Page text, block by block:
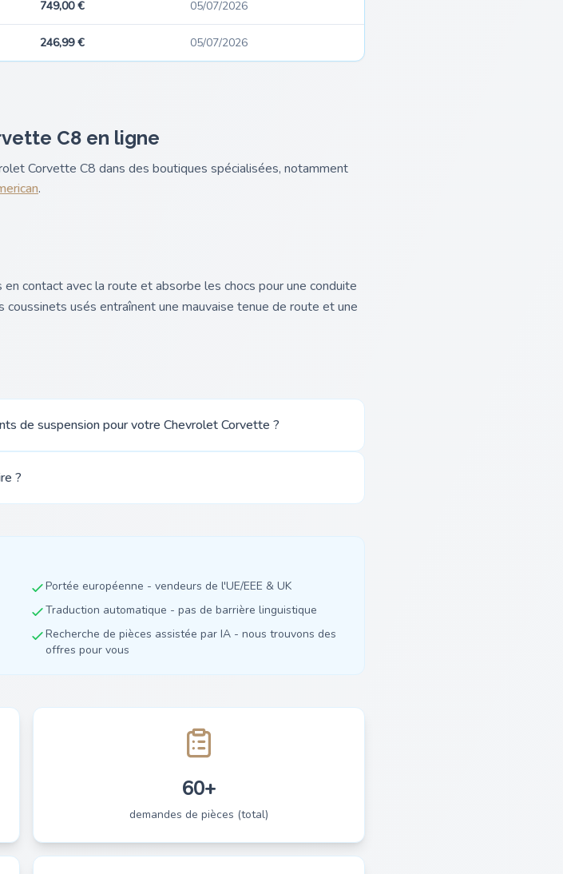
749,00 € 05/07/2026
246,99 € 05/07/2026
C8 en ligne
Corvette C8 dans des boutiques spécialisées, notamment
.
contact avec la route et absorbe les chocs pour une conduite
usés entraînent une mauvaise tenue de route et une
de suspension pour votre Chevrolet Corvette ?
?
Portée européenne - vendeurs de l'UE/EEE & UK
Traduction automatique - pas de barrière linguistique
Recherche de pièces assistée par IA - nous trouvons des
offres pour vous
60+
demandes de pièces (total)